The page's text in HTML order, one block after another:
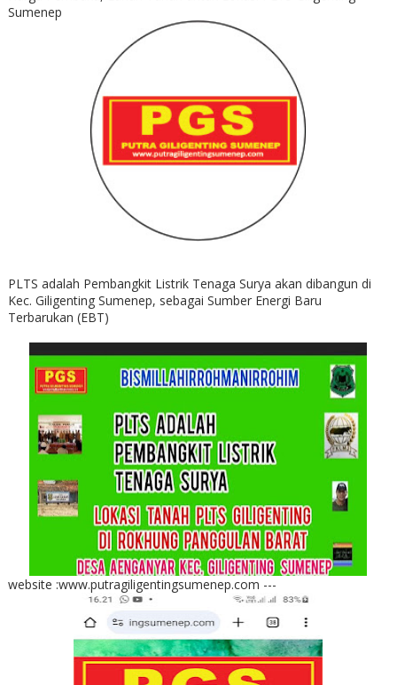
Sumenep
PLTS adalah Pembangkit Listrik Tenaga Surya akan dibangun di
Kec. Giligenting Sumenep, sebagai Sumber Energi Baru
Terbarukan (EBT)
website :www.putragiligentingsumenep.com ---